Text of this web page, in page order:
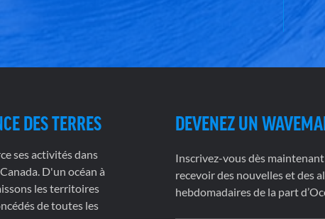
DES TERRES
ses activités dans
D'un océan à
les territoires
de toutes les
DEVENEZ UN
Inscrivez-vous dès
recevoir des nouvelles et des
hebdomadaires de la part